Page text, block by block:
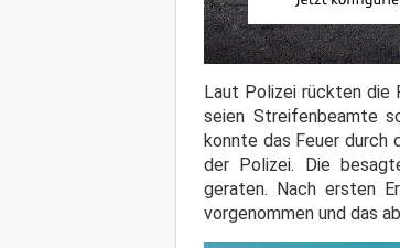
Laut Polizei rückten die
seien Streifenbeamte
konnte das Feuer durch
der Polizei. Die
geraten. Nach ersten
vorgenommen und das